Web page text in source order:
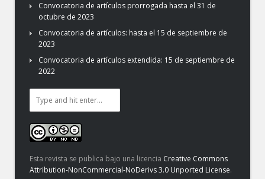
Convocatoria de artículos prorrogada hasta el 31 de
octubre de 2023
Convocatoria de artículos: hasta el 15 de septiembre de
2023
Convocatoria de artículos extendida: 15 de septiembre de
2022
Esta revista se publica bajo una licencia Creative Commons
Attribution-NonCommercial-NoDerivs 3.0 Unported License.